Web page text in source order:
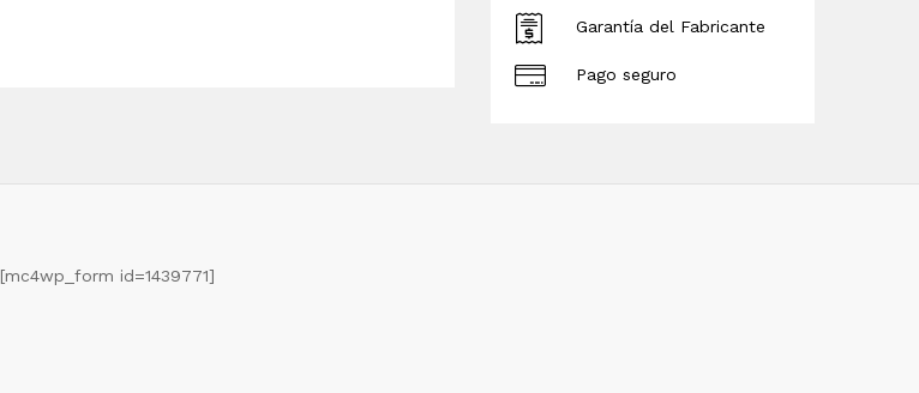
Garantía del Fabricante
Pago seguro
[mc4wp_form id=1439771]